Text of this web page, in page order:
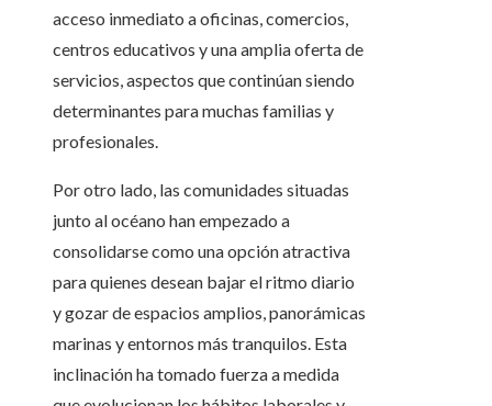
acceso inmediato a oficinas, comercios,
centros educativos y una amplia oferta de
servicios, aspectos que continúan siendo
determinantes para muchas familias y
profesionales.
Por otro lado, las comunidades situadas
junto al océano han empezado a
consolidarse como una opción atractiva
para quienes desean bajar el ritmo diario
y gozar de espacios amplios, panorámicas
marinas y entornos más tranquilos. Esta
inclinación ha tomado fuerza a medida